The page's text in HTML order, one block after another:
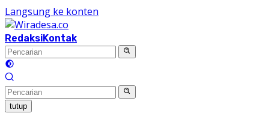
Langsung ke konten
RedaksiKontak
tutup